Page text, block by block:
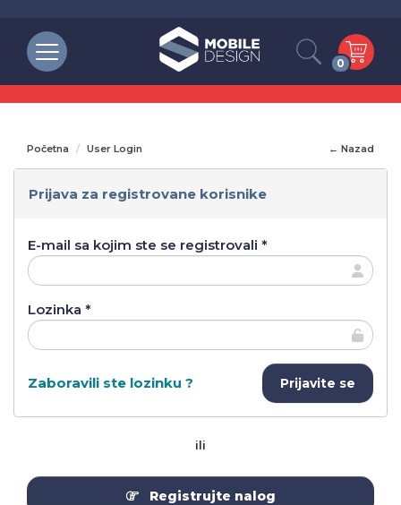
0
Početna User Login ← Nazad
Prijava za registrovane korisnike
E-mail sa kojim ste se registrovali *
Lozinka *
Zaboravili ste lozinku ?
ili
Registrujte nalog